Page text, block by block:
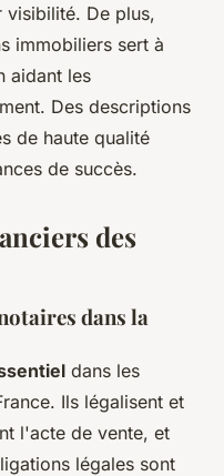
visibilité. De plus,
immobiliers sert à
aidant les
Des descriptions
de haute qualité
de succès.
des
dans la
dans les
Ils légalisent et
l'acte de vente, et
légales sont